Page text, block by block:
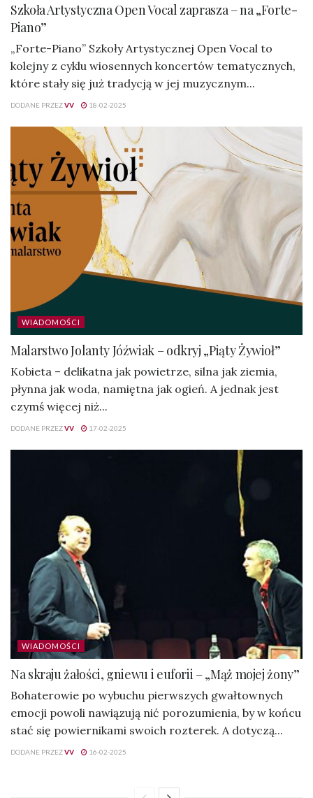
Szkoła Artystyczna Open Vocal zaprasza – na „Forte-
Piano”
„Forte-Piano” Szkoły Artystycznej Open Vocal to
kolejny z cyklu wiosennych koncertów tematycznych,
które stały się już tradycją w jej muzycznym...
DODANE PRZEZVV 18-02-2025
WIADOMOŚCI
Malarstwo Jolanty Jóźwiak – odkryj „Piąty Żywioł”
Kobieta – delikatna jak powietrze, silna jak ziemia,
płynna jak woda, namiętna jak ogień. A jednak jest
czymś więcej niż...
DODANE PRZEZVV 17-02-2025
WIADOMOŚCI
Na skraju żałości, gniewu i euforii – „Mąż mojej żony”
Bohaterowie po wybuchu pierwszych gwałtownych
emocji powoli nawiązują nić porozumienia, by w końcu
stać się powiernikami swoich rozterek. A dotyczą...
DODANE PRZEZVV 16-02-2025